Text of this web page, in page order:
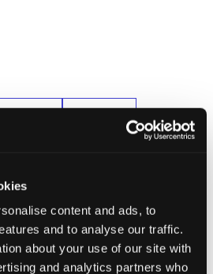
content and ads, to
and to analyse our traffic.
about your use of our site with
and analytics partners who
Riktig